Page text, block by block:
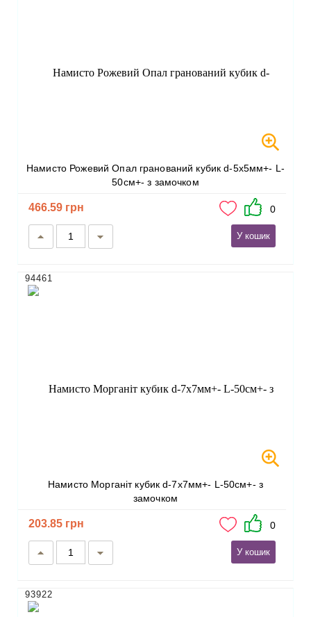
Намисто Рожевий Опал гранований кубик d-5х5мм+- L-
50см+- з замочком
466.59 грн 0
У кошик
Намисто Морганіт кубик d-7х7мм+- L-50см+- з
замочком
94461
203.85 грн 0
У кошик
93922